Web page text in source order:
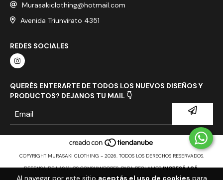
Al navegar por este sitio aceptás el uso de cookies para
Murasakiclothing@hotmail.com
Avenida Triunvirato 4351
REDES SOCIALES
QUERÉS ENTERARTE DE TODOS LOS NUEVOS DISEÑOS Y
PRODUCTOS? DEJANOS TU MAIL 👇
COPYRIGHT MURASAKI CLOTHING - 2026. TODOS LOS DERECHOS RESERVADOS.
DEFENSA DE LAS Y LOS CONSUMIDORES. PARA RECLAMOS INGRESÁ ACÁ.
BOTÓN DE ARREPENTIMIENTO